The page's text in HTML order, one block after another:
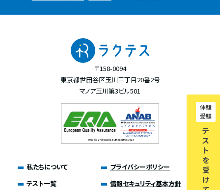
体験
受験
テ
ス
ト
を
受
け
〒158-0094
東京都世田谷区玉川三丁目20番2号
マノア玉川第3ビル501
私たちについて
テスト一覧
プライバシーポリシー
情報セキュリティ基本方針